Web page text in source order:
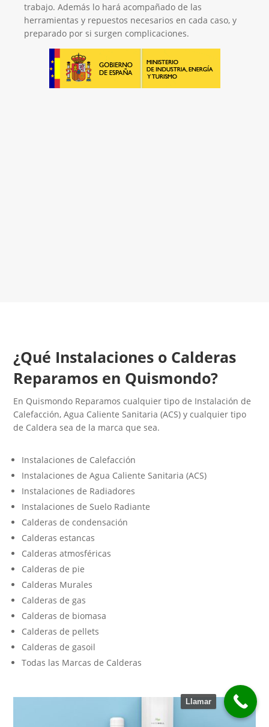
trabajo. Además lo hará acompañado de las
herramientas y repuestos necesarios en cada caso, y
preparado por si surgen complicaciones.
¿Qué Instalaciones o Calderas
Reparamos en Quismondo?
En Quismondo Reparamos cualquier tipo de Instalación de
Calefacción, Agua Caliente Sanitaria (ACS) y cualquier tipo
de Caldera sea de la marca que sea.
Instalaciones de Calefacción
Instalaciones de Agua Caliente Sanitaria (ACS)
Instalaciones de Radiadores
Instalaciones de Suelo Radiante
Calderas de condensación
Calderas estancas
Calderas atmosféricas
Calderas de pie
Calderas Murales
Calderas de gas
Calderas de biomasa
Calderas de pellets
Calderas de gasoil
Todas las Marcas de Calderas
Llamar